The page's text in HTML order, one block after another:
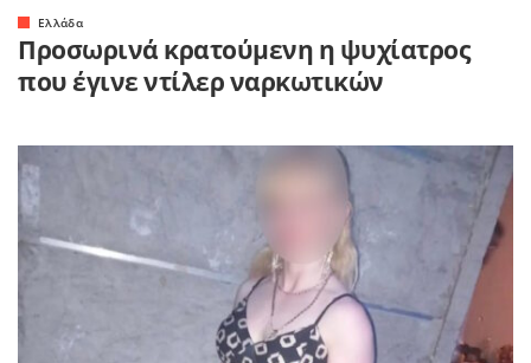
Ελλάδα
Προσωρινά κρατούμενη η ψυχίατρος
που έγινε ντίλερ ναρκωτικών